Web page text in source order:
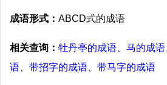
成语形式： ABCD式的成语
相关查询： 牡丹亭的成语 马的成语
语
带招字的成语 带马字的成语